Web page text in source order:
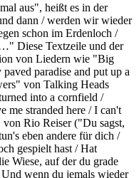
aus", heißt es in der
dann / werden wir wieder
schon im Erdenloch /
Diese Textzeile und der
von Liedern wie "Big
paradise and put up a
von Talking Heads
into a cornfield /
me stranded here / I can't
Rio Reiser ("Du sagst,
eben andere für dich /
gespielt hast / Hat
Wiese, auf der du grade
wenn du jemals wieder